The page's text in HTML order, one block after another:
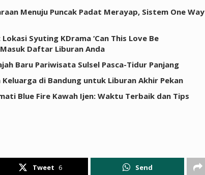
Menuju Puncak Padat Merayap, Sistem One Way
Syuting KDrama ‘Can This Love Be
Daftar Liburan Anda
Baru Pariwisata Sulsel Pasca-Tidur Panjang
di Bandung untuk Liburan Akhir Pekan
Blue Fire Kawah Ijen: Waktu Terbaik dan Tips
Tweet 6 Send